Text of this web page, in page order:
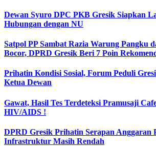
Dewan Syuro DPC PKB Gresik Siapkan
Hubungan dengan NU
Satpol PP Sambat Razia Warung Pangku
Bocor, DPRD Gresik Beri 7 Poin
Prihatin Kondisi Sosial, Forum Peduli
Ketua Dewan
Gawat, Hasil Tes Terdeteksi Pramusaji
HIV/AIDS !
DPRD Gresik Prihatin Serapan Anggaran
Infrastruktur Masih Rendah